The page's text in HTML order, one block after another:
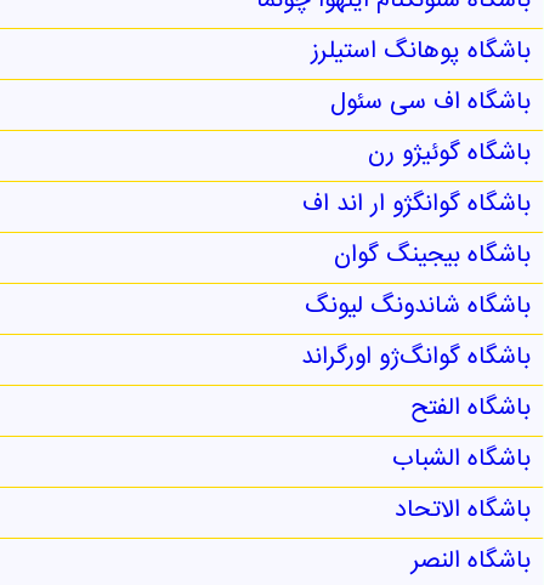
باشگاه پوهانگ استیلرز
باشگاه اف‌ سی سئول
باشگاه گوئیژو رن
باشگاه گوانگژو ار اند اف
باشگاه بیجینگ گوان
باشگاه شاندونگ لیونگ
باشگاه گوانگ‌ژو اورگراند
باشگاه الفتح
باشگاه الشباب
باشگاه الاتحاد
باشگاه النصر